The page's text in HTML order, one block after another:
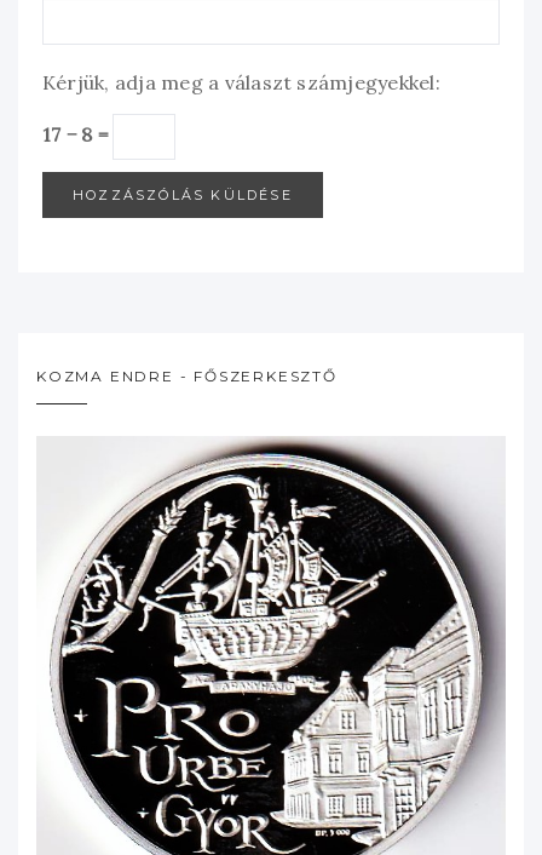
Kérjük, adja meg a választ számjegyekkel:
17 − 8 =
KOZMA ENDRE - FŐSZERKESZTŐ